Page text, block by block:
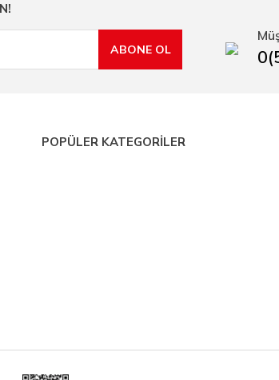
pafta takımları, boru kesiciler, çektirme, kablo
ABONE OL
POPÜLER KATEGORİLER